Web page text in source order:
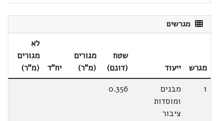
מגרשים
מגרש ייעוד
שטח
(דונם)
מגורים
(מ"ר)
יח"ד
לא
מגורים
(מ"ר)
1
מבנים
ומוסדות
ציבור
0.356